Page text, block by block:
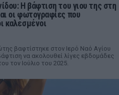
Η βάφτιση του γιου της στη
οι φωτογραφίες που
καλεσμένοι
βαφτίστηκε στον Ιερό Ναό Αγίου
να ακολουθεί λίγες εβδομάδες
τον Ιούλιο του 2025.